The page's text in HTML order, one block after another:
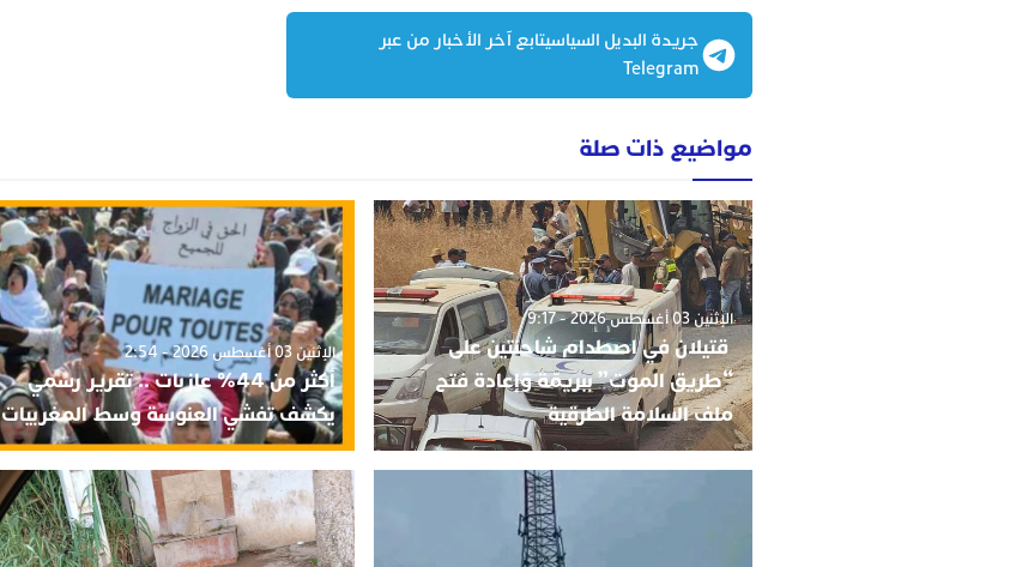
جريدة البديل السياسيتابع آخر الأخبار من عبر
Telegram
مواضيع ذات صلة
الإثنين 03 أغسطس 2026 - 9:17
قتيلان في اصطدام شاحنتين على
“طريق الموت” ببريمّة وإعادة فتح
ملف السلامة الطرقية
الإثنين 03 أغسطس 2026 - 2:54
أكثر من 44% عازبات .. تقرير رسمي
يكشف تفشي العنوسة وسط المغربيات